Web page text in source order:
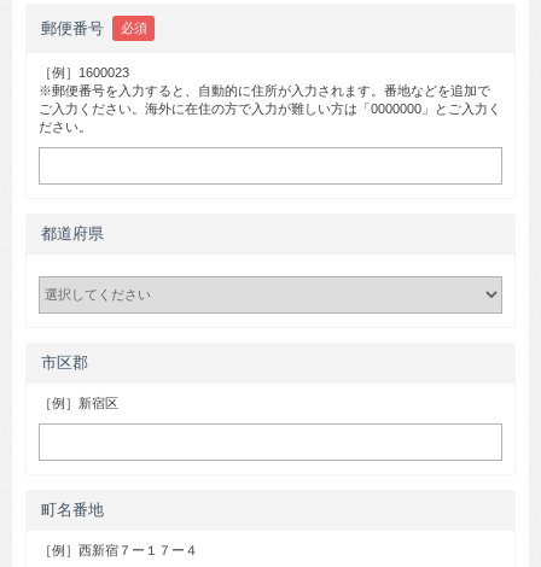
郵便番号 必須
［例］1600023
※郵便番号を入力すると、自動的に住所が入力されます。番地などを追加で
ご入力ください。海外に在住の方で入力が難しい方は「0000000」とご入力く
ださい。
都道府県
市区郡
［例］新宿区
町名番地
［例］西新宿７ー１７ー４